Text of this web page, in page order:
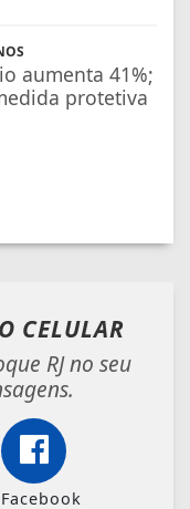
aumenta 41%;
protetiva
CELULAR
RJ no seu
Facebook